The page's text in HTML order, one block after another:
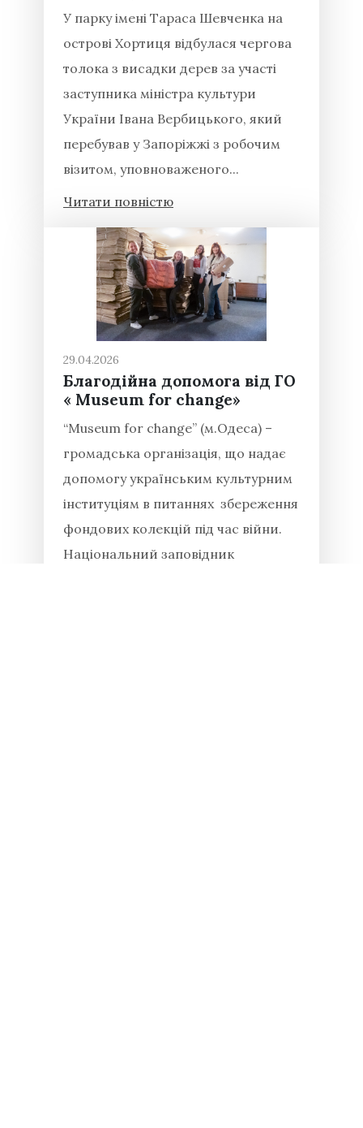
У парку імені Тараса Шевченка на
острові Хортиця відбулася чергова
толока з висадки дерев за участі
заступника міністра культури
України Івана Вербицького, який
перебував у Запоріжжі з робочим
візитом, уповноваженого...
Читати повністю
29.04.2026
Благодійна допомога від ГО
« Museum for change»
“Museum for change” (м.Одеса) –
громадська організація, що надає
допомогу українським культурним
інституціям в питаннях збереження
фондових колекцій під час війни.
Національний заповідник